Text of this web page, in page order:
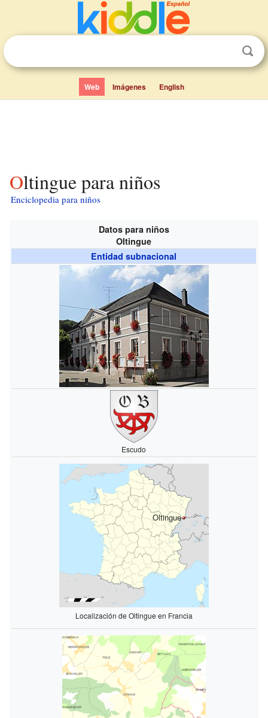
Web Imágenes English
Oltingue para niños
Enciclopedia para niños
Datos para niños
Oltingue
Entidad subnacional
Escudo
Oltingue
Localización de Oltingue en Francia